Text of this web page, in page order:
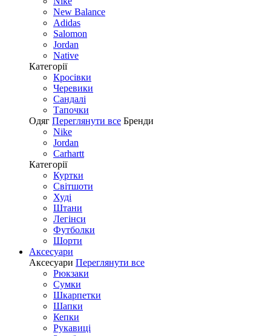
New Balance
Adidas
Salomon
Jordan
Native
Категорії
Кросівки
Черевики
Сандалі
Tапочки
Одяг Переглянути все Бренди
Nike
Jordan
Carhartt
Категорії
Куртки
Світшоти
Худі
Штани
Легінси
Футболки
Шорти
Аксесуари
Аксесуари Переглянути все
Рюкзаки
Сумки
Шкарпетки
Шапки
Кепки
Рукавиці